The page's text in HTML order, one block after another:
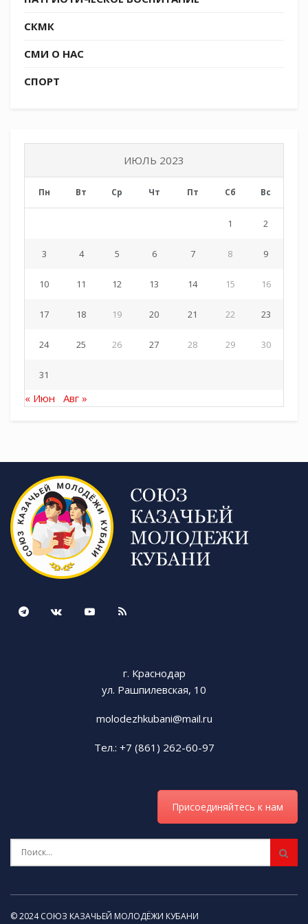
СКМК
СМИ О НАС
СПОРТ
ИЮЛЬ 2023
Пн Вт Ср Чт Пт Сб Вс
1 2
3 4 5 6 7 8 9
10 11 12 13 14 15 16
17 18 19 20 21 22 23
24 25 26 27 28 29 30
31
« Июн Авг »
г. Краснодар
ул. Рашпилевская, 10
molodezhkubani@mail.ru
Тел.: +7 (861) 262-60-97
Присоединяйтесь к нам
© 2024 СОЮЗ КАЗАЧЬЕЙ МОЛОДЁЖИ КУБАНИ